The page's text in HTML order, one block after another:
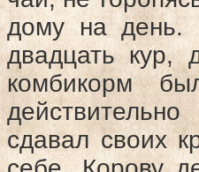
дому на день.
двадцать кур,
комбикорм
сдавал своих